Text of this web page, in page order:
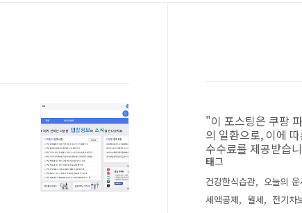
"이 포스팅은 쿠팡
의 일환으로, 이에
수수료를 제공받습
태그
건강한식습관 오늘의 운
세액공제
월세
전기차